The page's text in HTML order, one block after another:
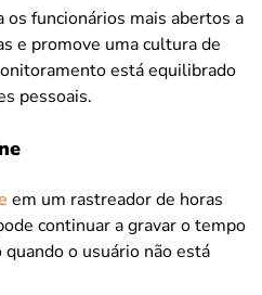
os funcionários mais abertos a
e promove uma cultura de
está equilibrado
pessoais.
em um rastreador de horas
continuar a gravar o tempo
o usuário não está